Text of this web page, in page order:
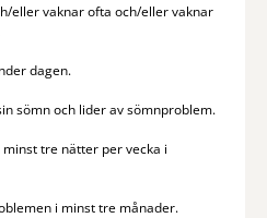
eller vaknar ofta och/eller vaknar
dagen.
sömn och lider av sömnproblem.
tre nätter per vecka i
i minst tre månader.